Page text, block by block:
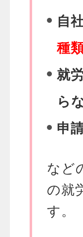
自
種
就
ら
申
など
の就
す。